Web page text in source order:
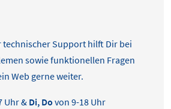
technischer Support hilft Dir bei
sowie funktionellen Fragen
Web gerne weiter.
Uhr & Di, Do von 9-18 Uhr